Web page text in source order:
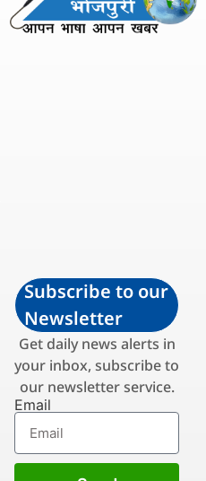
Subscribe to our
Newsletter
Get daily news alerts in
your inbox, subscribe to
our newsletter service.
Email